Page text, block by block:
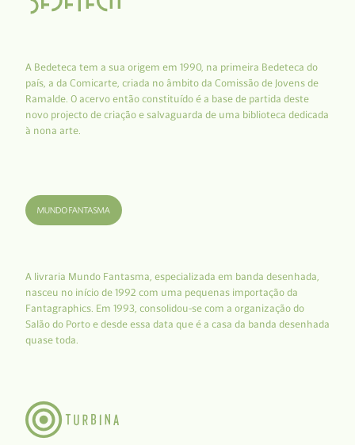
A Bedeteca tem a sua origem em 1990, na primeira Bedeteca do
país, a da Comicarte, criada no âmbito da Comissão de Jovens de
Ramalde. O acervo então constituído é a base de partida deste
novo projecto de criação e salvaguarda de uma biblioteca dedicada
à nona arte.
A livraria Mundo Fantasma, especializada em banda desenhada,
nasceu no início de 1992 com uma pequenas importação da
Fantagraphics. Em 1993, consolidou-se com a organização do
Salão do Porto e desde essa data que é a casa da banda desenhada
quase toda.